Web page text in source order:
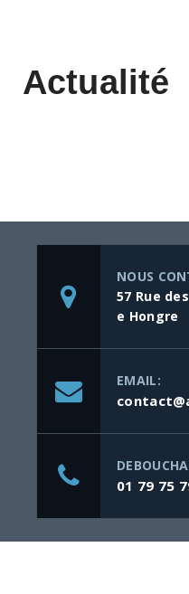
Actualité
NOUS
57 Rue
e Hongre
EMAIL:
01 79 75